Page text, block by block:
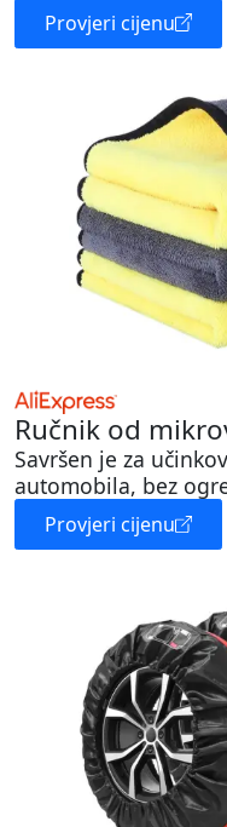
Provjeri cijenu
Ručnik od
Savršen je za
automobila, bez
Provjeri cijenu